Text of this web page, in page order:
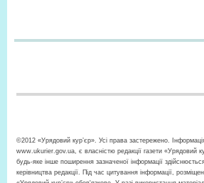
©2012 «Урядовий кур’єр». Усі права застережено.
www.ukurier.gov.ua, є власністю редакції газети «Урядовий
будь-яке інше поширення зазначеної інформації
керівництва редакції. Під час цитування інформації,